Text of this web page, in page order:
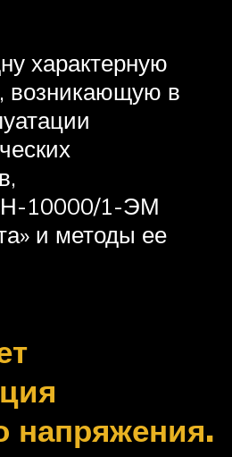
характерную
возникающую в
10000/1-ЭМ
и методы ее
напряжения.